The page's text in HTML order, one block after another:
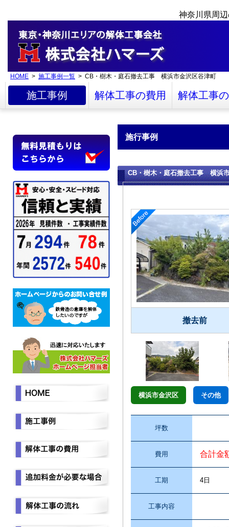
神奈川県周
HOME > 施工事例一覧 > CB・樹木・庭石撤去工事 横浜市金沢区谷津町
施工事例 解体工事の費用 解体工事
施行事例
CB・樹木・庭石撤去工事 横浜
撤去前
横浜市金沢区 その他
坪数
費用 合計金
工期 4日
工事内容